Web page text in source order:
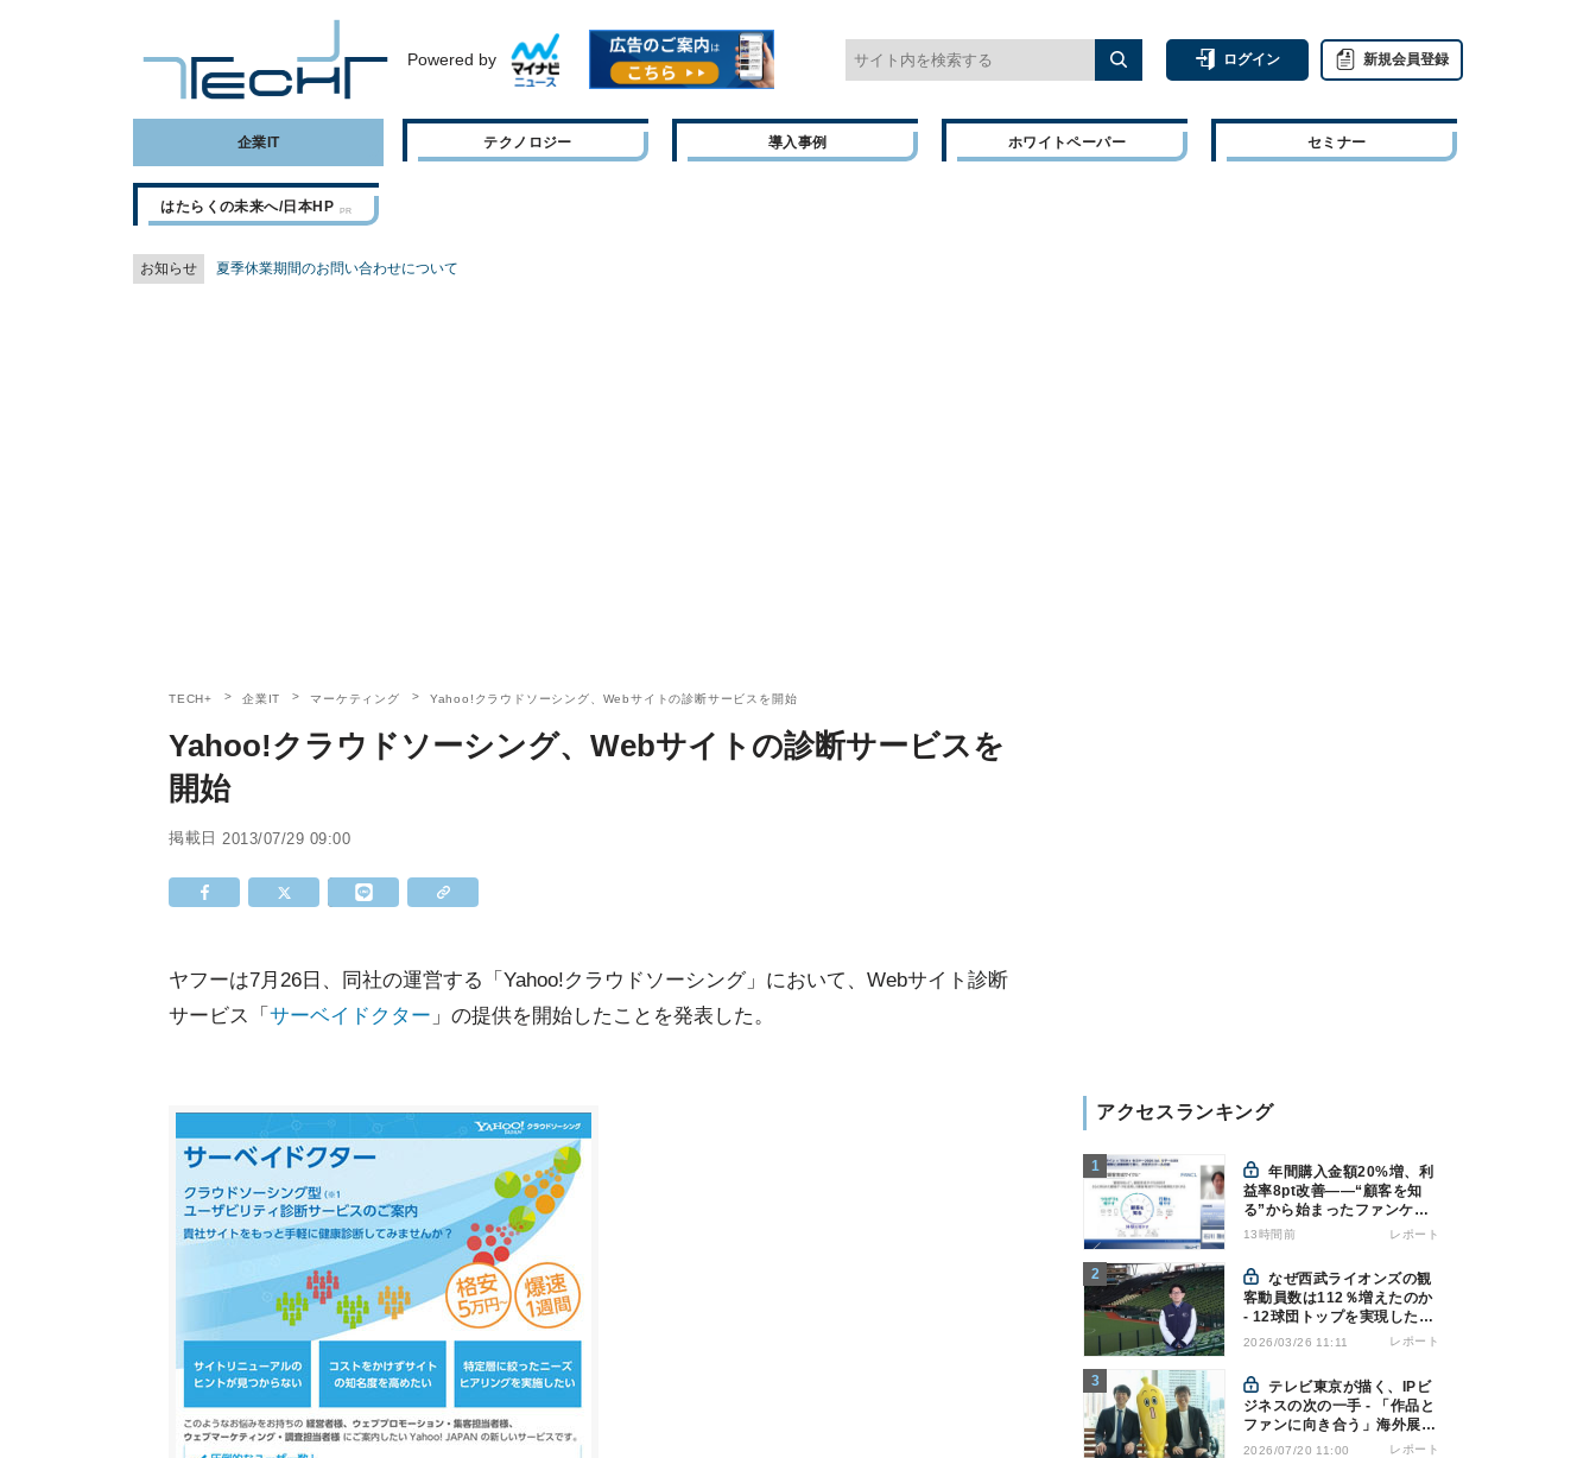
Powered by ログイン 新規会員登録
企業IT テクノロジー 導入事例 ホワイトペーパー セミナー
はたらくの未来へ/日本HP
お知らせ 夏季休業期間のお問い合わせについて
TECH+ 企業IT マーケティング Yahoo!クラウドソーシング、Webサイトの診断サービスを開始
Yahoo!クラウドソーシング、Webサイトの診断サービスを
開始
掲載日 2013/07/29 09:00
ヤフーは7月26日、同社の運営する「Yahoo!クラウドソーシング」において、Webサイト診断
サービス「 サーベイドクター 」の提供を開始したことを発表した。
アクセスランキング
年間購入金額20%増、利
益率8pt改善——“顧客を知
る”から始まったファンケル
の通販変革と、次に見据える
13時間前 レポート
なぜ西武ライオンズの観
客動員数は112％増えたのか
- 12球団トップを実現した戦
略の全貌
2026/03/26 11:11 レポート
テレビ東京が描く、IPビ
ジネスの次の一手 - 「作品と
ファンに向き合う」海外展開
とは
2026/07/20 11:00 レポート